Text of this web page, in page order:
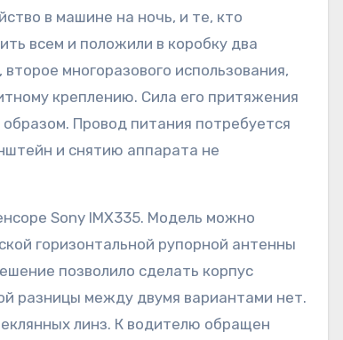
в машине на ночь, и те, кто
всем и положили в коробку два
многоразового использования,
креплению. Сила его притяжения
Провод питания потребуется
и снятию аппарата не
Sony IMX335. Модель можно
горизонтальной рупорной антенны
позволило сделать корпус
разницы между двумя вариантами нет.
линз. К водителю обращен